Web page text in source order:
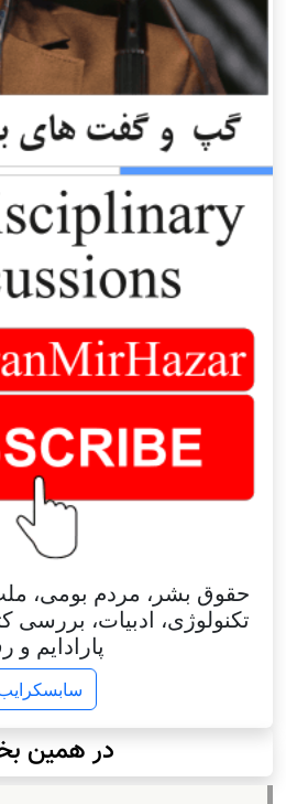
حقوق بشر، مردم بومی،
تکنولوژی، ادبیات، بررسی
پارادایم و
در همین